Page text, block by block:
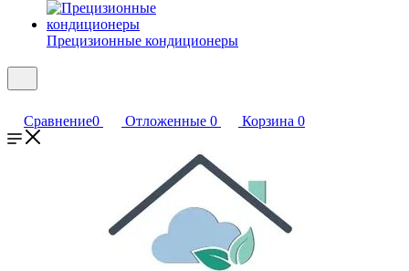
Прецизионные кондиционеры
Сравнение0 Отложенные 0 Корзина 0